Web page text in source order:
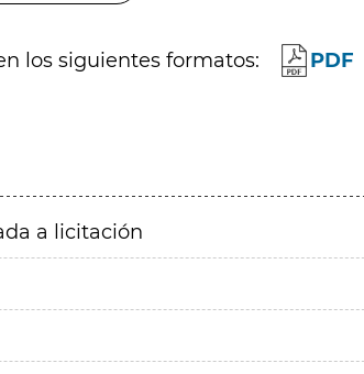
los siguientes formatos: PDF
a licitación